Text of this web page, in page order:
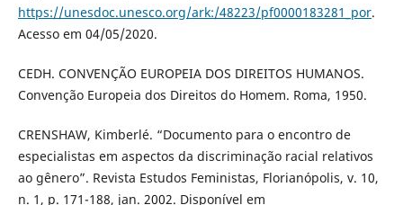
https://unesdoc.unesco.org/ark:/48223/pf0000183281_por.
Acesso em 04/05/2020.
CEDH. CONVENÇÃO EUROPEIA DOS DIREITOS HUMANOS.
Convenção Europeia dos Direitos do Homem. Roma, 1950.
CRENSHAW, Kimberlé. “Documento para o encontro de
especialistas em aspectos da discriminação racial relativos
ao gênero”. Revista Estudos Feministas, Florianópolis, v. 10,
n. 1, p. 171-188, jan. 2002. Disponível em